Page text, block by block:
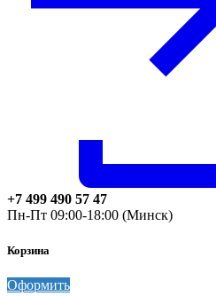
+7 499 490 57 47
Пн-Пт 09:00-18:00 (Минск)
Корзина
Оформить